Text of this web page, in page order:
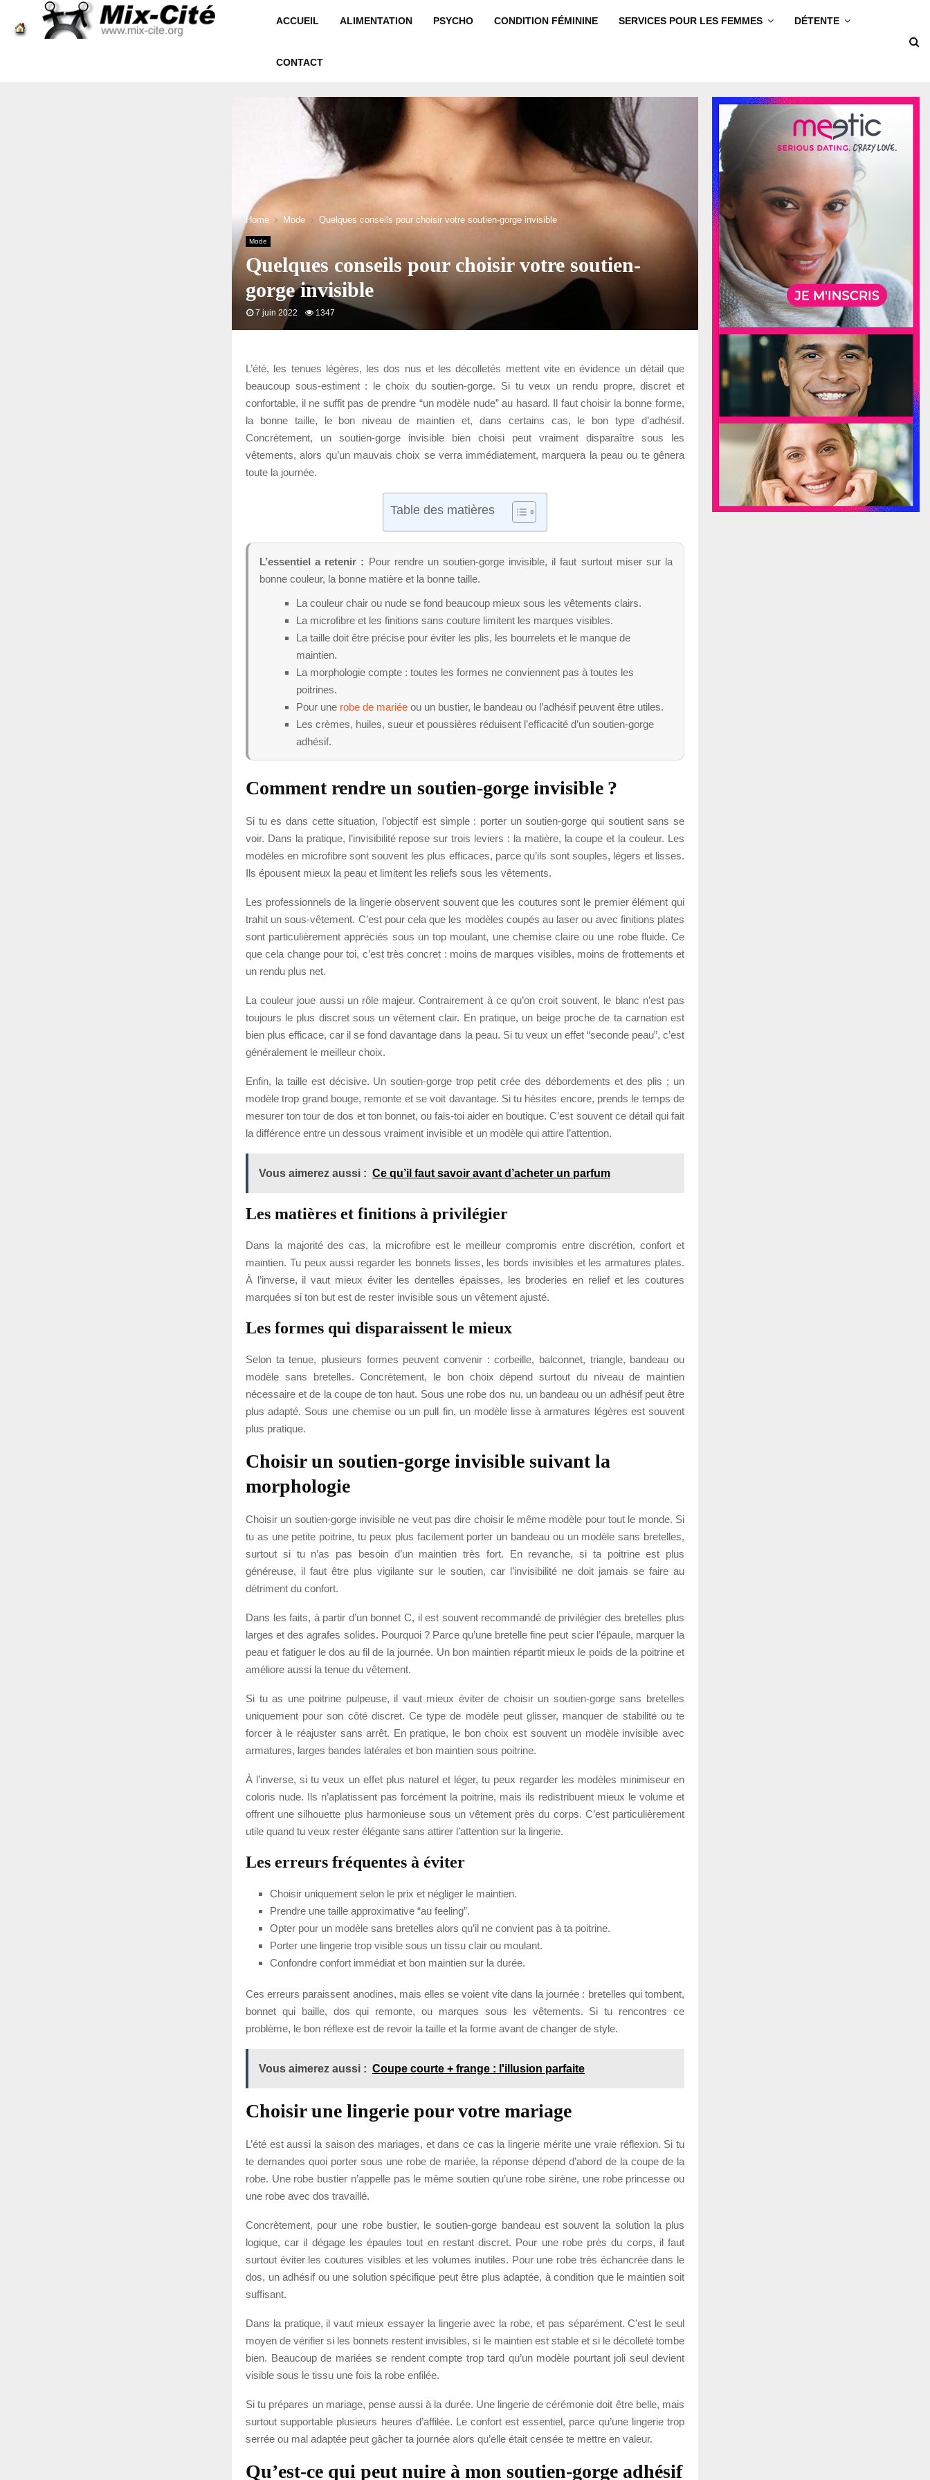
ACCUEIL ALIMENTATION PSYCHO CONDITION FÉMININE SERVICES POUR LES FEMMES DÉTENTE
CONTACT
Home Mode Quelques conseils pour choisir votre soutien-gorge invisible
Mode
Quelques conseils pour choisir votre soutien-
gorge invisible
7 juin 2022 1347
L’été, les tenues légères, les dos nus et les décolletés mettent vite en évidence un détail que
beaucoup sous-estiment : le choix du soutien-gorge. Si tu veux un rendu propre, discret et
confortable, il ne suffit pas de prendre “un modèle nude” au hasard. Il faut choisir la bonne forme,
la bonne taille, le bon niveau de maintien et, dans certains cas, le bon type d’adhésif.
Concrètement, un soutien-gorge invisible bien choisi peut vraiment disparaître sous les
vêtements, alors qu’un mauvais choix se verra immédiatement, marquera la peau ou te gênera
toute la journée.
Table des matières
L’essentiel a retenir : Pour rendre un soutien-gorge invisible, il faut surtout miser sur la
bonne couleur, la bonne matière et la bonne taille.
La couleur chair ou nude se fond beaucoup mieux sous les vêtements clairs.
La microfibre et les finitions sans couture limitent les marques visibles.
La taille doit être précise pour éviter les plis, les bourrelets et le manque de
maintien.
La morphologie compte : toutes les formes ne conviennent pas à toutes les
poitrines.
Pour une robe de mariée ou un bustier, le bandeau ou l’adhésif peuvent être utiles.
Les crèmes, huiles, sueur et poussières réduisent l’efficacité d’un soutien-gorge
adhésif.
Comment rendre un soutien-gorge invisible ?
Si tu es dans cette situation, l’objectif est simple : porter un soutien-gorge qui soutient sans se
voir. Dans la pratique, l’invisibilité repose sur trois leviers : la matière, la coupe et la couleur. Les
modèles en microfibre sont souvent les plus efficaces, parce qu’ils sont souples, légers et lisses.
Ils épousent mieux la peau et limitent les reliefs sous les vêtements.
Les professionnels de la lingerie observent souvent que les coutures sont le premier élément qui
trahit un sous-vêtement. C’est pour cela que les modèles coupés au laser ou avec finitions plates
sont particulièrement appréciés sous un top moulant, une chemise claire ou une robe fluide. Ce
que cela change pour toi, c’est très concret : moins de marques visibles, moins de frottements et
un rendu plus net.
La couleur joue aussi un rôle majeur. Contrairement à ce qu’on croit souvent, le blanc n’est pas
toujours le plus discret sous un vêtement clair. En pratique, un beige proche de ta carnation est
bien plus efficace, car il se fond davantage dans la peau. Si tu veux un effet “seconde peau”, c’est
généralement le meilleur choix.
Enfin, la taille est décisive. Un soutien-gorge trop petit crée des débordements et des plis ; un
modèle trop grand bouge, remonte et se voit davantage. Si tu hésites encore, prends le temps de
mesurer ton tour de dos et ton bonnet, ou fais-toi aider en boutique. C’est souvent ce détail qui fait
la différence entre un dessous vraiment invisible et un modèle qui attire l’attention.
Vous aimerez aussi : Ce qu’il faut savoir avant d’acheter un parfum
Les matières et finitions à privilégier
Dans la majorité des cas, la microfibre est le meilleur compromis entre discrétion, confort et
maintien. Tu peux aussi regarder les bonnets lisses, les bords invisibles et les armatures plates.
À l’inverse, il vaut mieux éviter les dentelles épaisses, les broderies en relief et les coutures
marquées si ton but est de rester invisible sous un vêtement ajusté.
Les formes qui disparaissent le mieux
Selon ta tenue, plusieurs formes peuvent convenir : corbeille, balconnet, triangle, bandeau ou
modèle sans bretelles. Concrètement, le bon choix dépend surtout du niveau de maintien
nécessaire et de la coupe de ton haut. Sous une robe dos nu, un bandeau ou un adhésif peut être
plus adapté. Sous une chemise ou un pull fin, un modèle lisse à armatures légères est souvent
plus pratique.
Choisir un soutien-gorge invisible suivant la
morphologie
Choisir un soutien-gorge invisible ne veut pas dire choisir le même modèle pour tout le monde. Si
tu as une petite poitrine, tu peux plus facilement porter un bandeau ou un modèle sans bretelles,
surtout si tu n’as pas besoin d’un maintien très fort. En revanche, si ta poitrine est plus
généreuse, il faut être plus vigilante sur le soutien, car l’invisibilité ne doit jamais se faire au
détriment du confort.
Dans les faits, à partir d’un bonnet C, il est souvent recommandé de privilégier des bretelles plus
larges et des agrafes solides. Pourquoi ? Parce qu’une bretelle fine peut scier l’épaule, marquer la
peau et fatiguer le dos au fil de la journée. Un bon maintien répartit mieux le poids de la poitrine et
améliore aussi la tenue du vêtement.
Si tu as une poitrine pulpeuse, il vaut mieux éviter de choisir un soutien-gorge sans bretelles
uniquement pour son côté discret. Ce type de modèle peut glisser, manquer de stabilité ou te
forcer à le réajuster sans arrêt. En pratique, le bon choix est souvent un modèle invisible avec
armatures, larges bandes latérales et bon maintien sous poitrine.
À l’inverse, si tu veux un effet plus naturel et léger, tu peux regarder les modèles minimiseur en
coloris nude. Ils n’aplatissent pas forcément la poitrine, mais ils redistribuent mieux le volume et
offrent une silhouette plus harmonieuse sous un vêtement près du corps. C’est particulièrement
utile quand tu veux rester élégante sans attirer l’attention sur la lingerie.
Les erreurs fréquentes à éviter
Choisir uniquement selon le prix et négliger le maintien.
Prendre une taille approximative “au feeling”.
Opter pour un modèle sans bretelles alors qu’il ne convient pas à ta poitrine.
Porter une lingerie trop visible sous un tissu clair ou moulant.
Confondre confort immédiat et bon maintien sur la durée.
Ces erreurs paraissent anodines, mais elles se voient vite dans la journée : bretelles qui tombent,
bonnet qui baille, dos qui remonte, ou marques sous les vêtements. Si tu rencontres ce
problème, le bon réflexe est de revoir la taille et la forme avant de changer de style.
Vous aimerez aussi : Coupe courte + frange : l'illusion parfaite
Choisir une lingerie pour votre mariage
L’été est aussi la saison des mariages, et dans ce cas la lingerie mérite une vraie réflexion. Si tu
te demandes quoi porter sous une robe de mariée, la réponse dépend d’abord de la coupe de la
robe. Une robe bustier n’appelle pas le même soutien qu’une robe sirène, une robe princesse ou
une robe avec dos travaillé.
Concrètement, pour une robe bustier, le soutien-gorge bandeau est souvent la solution la plus
logique, car il dégage les épaules tout en restant discret. Pour une robe près du corps, il faut
surtout éviter les coutures visibles et les volumes inutiles. Pour une robe très échancrée dans le
dos, un adhésif ou une solution spécifique peut être plus adaptée, à condition que le maintien soit
suffisant.
Dans la pratique, il vaut mieux essayer la lingerie avec la robe, et pas séparément. C’est le seul
moyen de vérifier si les bonnets restent invisibles, si le maintien est stable et si le décolleté tombe
bien. Beaucoup de mariées se rendent compte trop tard qu’un modèle pourtant joli seul devient
visible sous le tissu une fois la robe enfilée.
Si tu prépares un mariage, pense aussi à la durée. Une lingerie de cérémonie doit être belle, mais
surtout supportable plusieurs heures d’affilée. Le confort est essentiel, parce qu’une lingerie trop
serrée ou mal adaptée peut gâcher ta journée alors qu’elle était censée te mettre en valeur.
Qu’est-ce qui peut nuire à mon soutien-gorge adhésif